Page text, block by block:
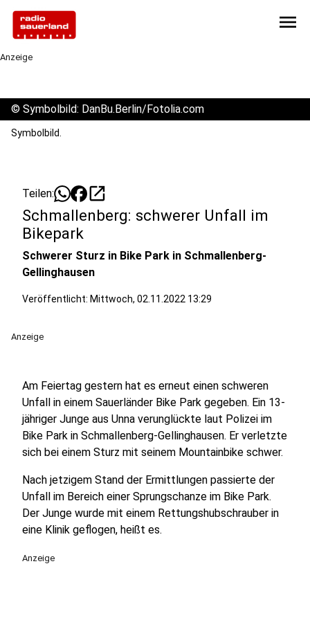
menu
Anzeige
© Symbolbild: DanBu.Berlin/Fotolia.com
Symbolbild.
Teilen: open_in_new
Schmallenberg: schwerer Unfall im
Bikepark
Schwerer Sturz in Bike Park in Schmallenberg-
Gellinghausen
Veröffentlicht: Mittwoch, 02.11.2022 13:29
Anzeige
Am Feiertag gestern hat es erneut einen schweren
Unfall in einem Sauerländer Bike Park gegeben. Ein 13-
jähriger Junge aus Unna verunglückte laut Polizei im
Bike Park in Schmallenberg-Gellinghausen. Er verletzte
sich bei einem Sturz mit seinem Mountainbike schwer.
Nach jetzigem Stand der Ermittlungen passierte der
Unfall im Bereich einer Sprungschanze im Bike Park.
Der Junge wurde mit einem Rettungshubschrauber in
eine Klinik geflogen, heißt es.
Anzeige